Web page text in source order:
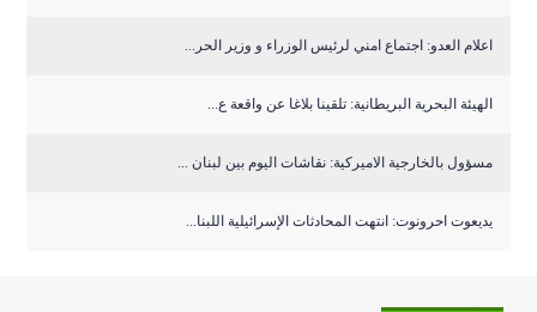
اعلام العدو: اجتماع امني لرئيس الوزراء و وزير الحر...
الهيئة البحرية البريطانية: تلقينا بلاغا عن واقعة ع...
مسؤول بالخارجية الاميركية: نقاشات اليوم بين لبنان ...
يديعوت احرونوت: انتهت المحادثات الإسرائيلية اللبنا...